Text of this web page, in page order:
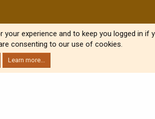
experience and to keep you logged in if
consenting to our use of cookies.
Learn more...